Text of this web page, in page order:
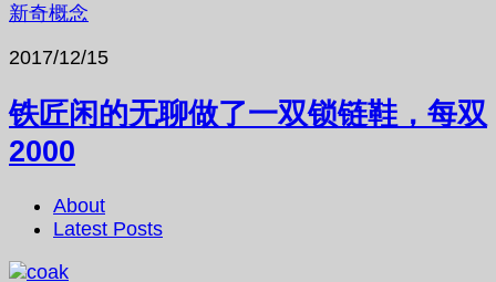
新奇概念
2017/12/15
铁匠闲的无聊做了一双锁链鞋，每双
2000
About
Latest Posts